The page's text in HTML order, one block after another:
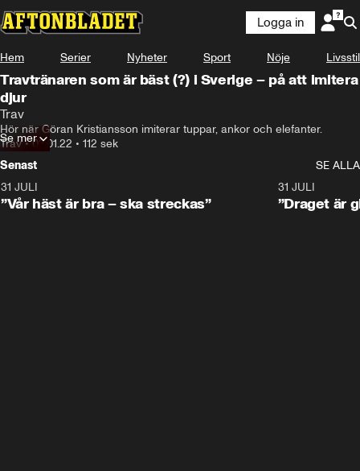
Logga in
Hem Serier Nyheter Sport Nöje Livsstil
Travtränaren som är bäst (?) i Sverige – på att imitera
djur
Trav
Hör när Göran Kristiansson imiterar tuppar, ankor och elefanter.
Trav•03.01.22 • 112 sek
Se mer
Senast
SE ALLA
31 JULI
”Vår häst är bra – ska streckas”
31 JULI
”Draget är